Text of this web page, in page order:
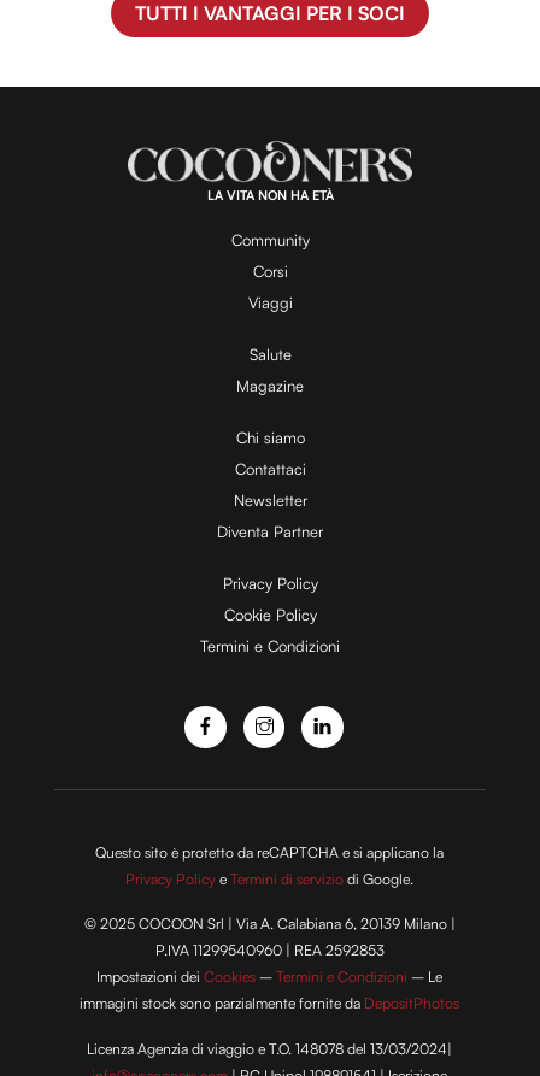
TUTTI I VANTAGGI PER I SOCI
LA VITA NON HA ETÀ
Community
Corsi
Viaggi
Salute
Magazine
Chi siamo
Contattaci
Newsletter
Diventa Partner
Privacy Policy
Cookie Policy
Termini e Condizioni
Questo sito è protetto da reCAPTCHA e si applicano la
Privacy Policy eTermini di servizio di Google.
© 2025 COCOON Srl | Via A. Calabiana 6, 20139 Milano |
P.IVA 11299540960 | REA 2592853
Impostazioni deiCookies –Termini e Condizioni – Le
immagini stock sono parzialmente fornite da DepositPhotos
Licenza Agenzia di viaggio e T.O. 148078 del 13/03/2024|